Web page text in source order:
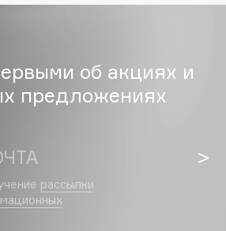
об акциях и
предложениях
рассылки